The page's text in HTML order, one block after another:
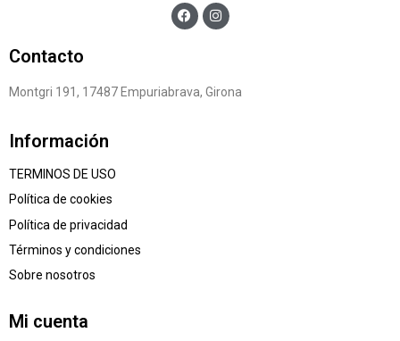
Contacto
Montgri 191, 17487 Empuriabrava, Girona
Información
TERMINOS DE USO
Política de cookies
Política de privacidad
Términos y condiciones
Sobre nosotros
Mi cuenta